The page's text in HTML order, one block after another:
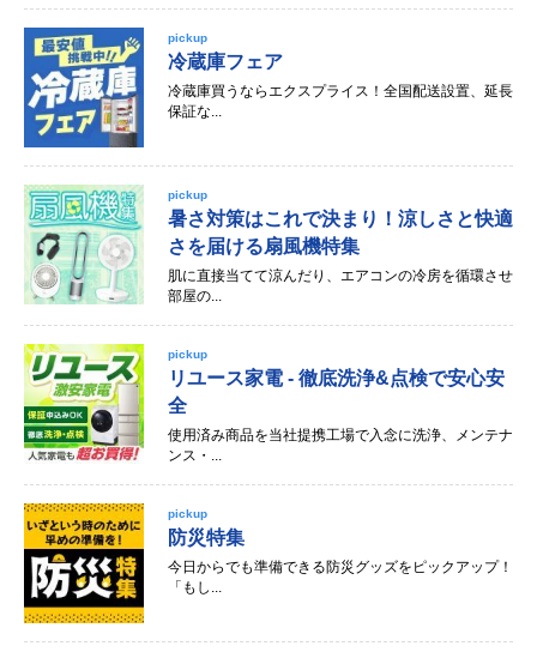
pickup
冷蔵庫フェア
冷蔵庫買うならエクスプライス！全国配送設置、延長
保証な...
pickup
暑さ対策はこれで決まり！涼しさと快適
さを届ける扇風機特集
肌に直接当てて涼んだり、エアコンの冷房を循環させ
部屋の...
pickup
リユース家電 - 徹底洗浄&点検で安心安
全
使用済み商品を当社提携工場で入念に洗浄、メンテナ
ンス・...
pickup
防災特集
今日からでも準備できる防災グッズをピックアップ！
「もし...